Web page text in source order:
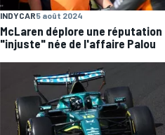
INDYCAR5 août 2024
McLaren déplore une réputation
"injuste" née de l'affaire Palou